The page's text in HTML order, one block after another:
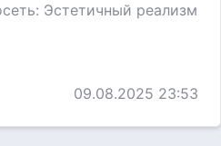
Эстетичный реализм
09.08.2025 23:53